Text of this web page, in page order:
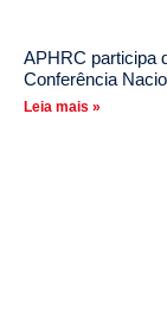
APHRC participa
Conferência
Leia mais »